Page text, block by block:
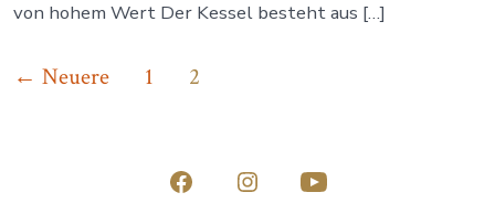
von hohem Wert Der Kessel besteht aus […]
Seitennummerierung
← Neuere 1 2
Öffne Öffne Öffne